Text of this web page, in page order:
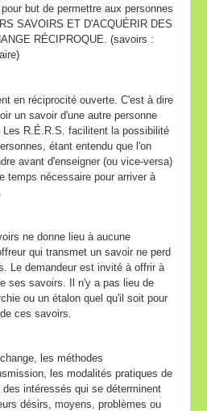
but de permettre aux personnes
SAVOIRS ET D'ACQUÉRIR DES
RÉCIPROQUE. (savoirs :
en réciprocité ouverte. C'est à dire
un savoir d'une autre personne
Les R.É.R.S. facilitent la possibilité
étant entendu que l'on
avant d'enseigner (ou vice-versa)
temps nécessaire pour arriver à
ne donne lieu à aucune
qui transmet un savoir ne perd
Le demandeur est invité à offrir à
ses savoirs. Il n'y a pas lieu de
ou un étalon quel qu'il soit pour
ces savoirs.
les méthodes
les modalités pratiques de
intéressés qui se déterminent
désirs, moyens, problèmes ou